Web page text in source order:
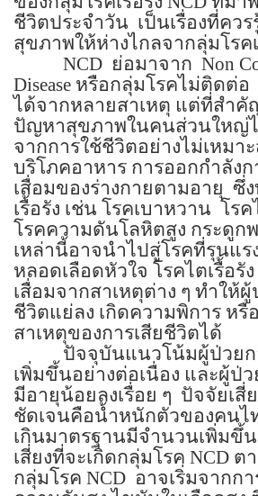
ชีวิตประจำวัน เป็นเรื่องที่คว
สุขภาพให้ห่างไกลจากลุ่มโรค
NCD ย่อมาจาก Non
Disease หรือกลุ่มโรคไม่ติดต่
ได้จากหลายสาเหตุ แต่ที่สำคั
ปัญหาสุขภาพในคนส่วนใหญ่
จากการใช้ชีวิตอย่างไม่เหมา
บริโภคอาหาร การออกกำลัง
เสื่อมของร่างกายตามอายุ ซึ่ง
เรื้อรัง เช่น โรคเบาหวาน โร
โรคความดันโลหิตสูง กระดูก
เหล่านี้อาจนำไปสู่โรคที่รุนแร
หลอดเลือดหัวใจ โรคไตเรื้อรั
เสื่อมจากสาเหตุต่าง ๆ ทำใ
ชีวิตแย่ลง เกิดความพิการ หรื
สาเหตุของการเสียชีวิตได้
ปัจจุบันแนวโน้มผู้ป่วยกลุ่
เพิ่มขึ้นอย่างต่อเนื่อง และผู้ป่ว
มีอายุน้อยลงเรื่อย ๆ ปัจจัยเสี่
ชัดเจนคือน้ำหนักตัวของคน
เกินมาตรฐานมีจำนวนเพิ่มขึ้
เสี่ยงที่จะเกิดกลุ่มโรค NCD ต
กลุ่มโรค NCD อาจเริ่มจากก